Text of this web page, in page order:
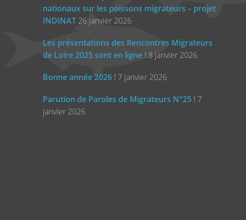
nationaux sur les poissons migrateurs – projet
INDINAT 26 janvier 2026
Les présentations des Rencontres Migrateurs
de Loire 2025 sont en ligne ! 8 janvier 2026
Bonne année 2026 ! 7 janvier 2026
Parution de Paroles de Migrateurs N°25 ! 7
janvier 2026